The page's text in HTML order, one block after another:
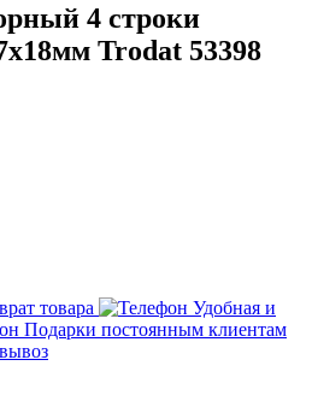
4 строки
Trodat 53398
товара
Удобная и
Подарки постоянным клиентам